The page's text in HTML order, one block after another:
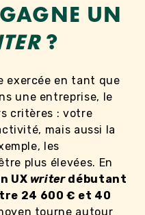
UN
?
exercée en tant que
une entreprise, le
critères : votre
mais aussi la
les
plus élevées. En
UX writerdébutant
24 600 € et 40
tourne autour